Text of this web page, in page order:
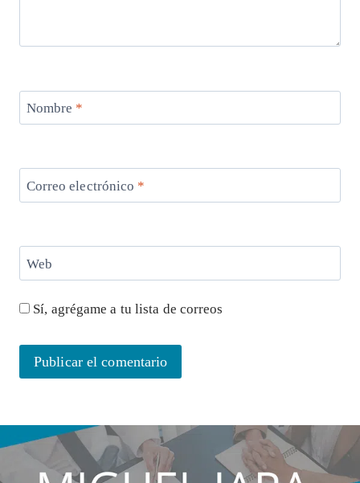
Nombre *
Correo electrónico *
Web
Sí, agrégame a tu lista de correos